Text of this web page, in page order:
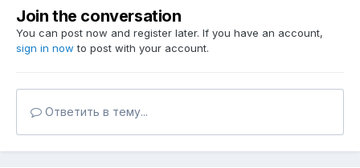
Join the conversation
You can post now and register later. If you have an account,
sign in now to post with your account.
Ответить в тему...